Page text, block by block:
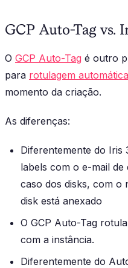
GCP Auto-Tag vs.
O GCP Auto-Tag é outro
para rotulagem automática
momento da criação.
As diferenças:
Diferentemente do Iris
labels com o e-mail
caso dos disks, com o
disk está anexado
O GCP Auto-Tag
com a instância.
Diferentemente do